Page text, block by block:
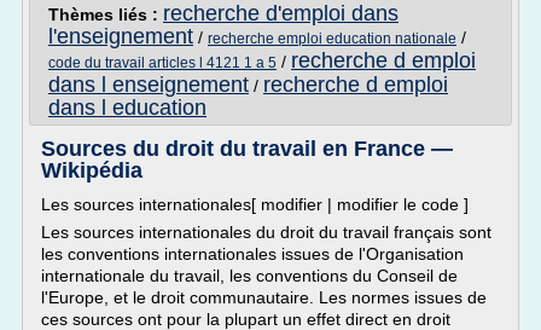
Thèmes liés : recherche d'emploi dans
l'enseignement / recherche emploi education nationale /
code du travail articles l 4121 1 a 5 / recherche d emploi
dans l enseignement / recherche d emploi
dans l education
Sources du droit du travail en France —
Wikipédia
Les sources internationales[ modifier | modifier le code ]
Les sources internationales du droit du travail français sont
les conventions internationales issues de l'Organisation
internationale du travail, les conventions du Conseil de
l'Europe, et le droit communautaire. Les normes issues de
ces sources ont pour la plupart un effet direct en droit